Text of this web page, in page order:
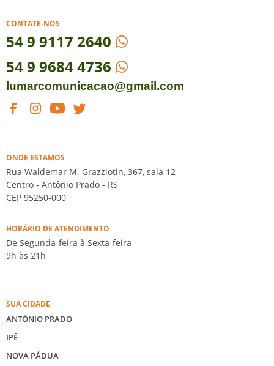
CONTATE-NOS
549 9117 2640
54 9 9684 4736
lumarcomunicacao@gmail.com
ONDE ESTAMOS
Rua Waldemar M. Grazziotin, 367, sala 12
Centro - Antônio Prado - RS
CEP 95250-000
HORÁRIO DE ATENDIMENTO
De Segunda-feira à Sexta-feira
9h às 21h
SUA CIDADE
ANTÔNIO PRADO
IPÊ
NOVA PÁDUA